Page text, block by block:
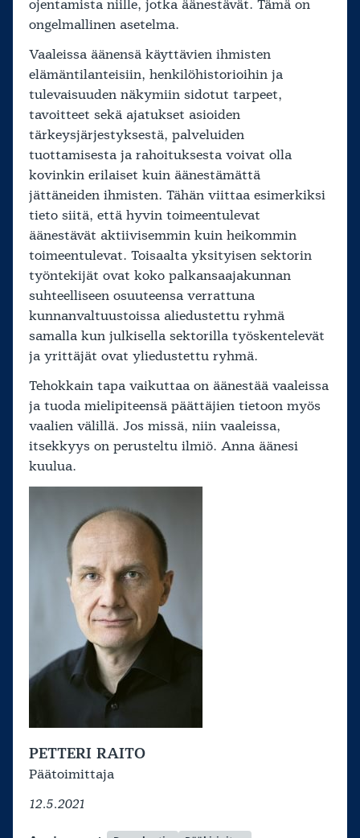
ojentamista niille, jotka äänestävät. Tämä on
ongelmallinen asetelma.
Vaaleissa äänensä käyttävien ihmisten
elämäntilanteisiin, henkilöhistorioihin ja
tulevaisuuden näkymiin sidotut tarpeet,
tavoitteet sekä ajatukset asioiden
tärkeysjärjestyksestä, palveluiden
tuottamisesta ja rahoituksesta voivat olla
kovinkin erilaiset kuin äänestämättä
jättäneiden ihmisten. Tähän viittaa esimerkiksi
tieto siitä, että hyvin toimeentulevat
äänestävät aktiivisemmin kuin heikommin
toimeentulevat. Toisaalta yksityisen sektorin
työntekijät ovat koko palkansaajakunnan
suhteelliseen osuuteensa verrattuna
kunnanvaltuustoissa aliedustettu ryhmä
samalla kun julkisella sektorilla työskentelevät
ja yrittäjät ovat yliedustettu ryhmä.
Tehokkain tapa vaikuttaa on äänestää vaaleissa
ja tuoda mielipiteensä päättäjien tietoon myös
vaalien välillä. Jos missä, niin vaaleissa,
itsekkyys on perusteltu ilmiö. Anna äänesi
kuulua.
PETTERI RAITO
Päätoimittaja
12.5.2021